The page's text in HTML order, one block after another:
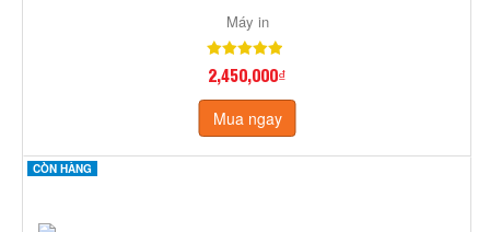
Máy in
2,450,000₫
Mua ngay
CÒN HÀNG